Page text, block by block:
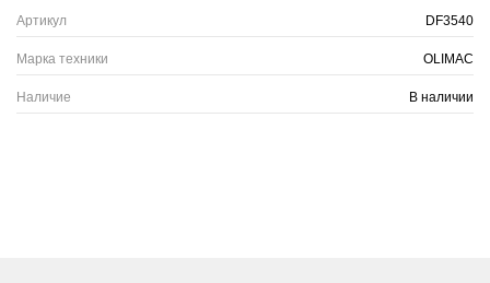
Артикул DF3540
Марка техники OLIMAC
Наличие В наличии